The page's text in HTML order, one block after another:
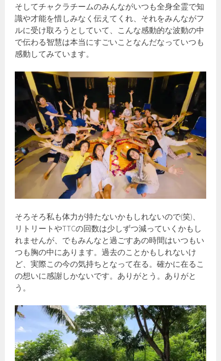
そしてチャクラチームのみんながいつも全身全霊で知
識や才能を惜しみなく伝えてくれ、それをみんながフ
ルに受け取ろうとしていて、こんな感動的な波動の中
で伝わる智慧は本当にすごいことなんだなっていつも
感動してみています。
そろそろ私も体力が持たないかもしれないので(笑)、
リトリートやTTCの回数は少しずつ減っていくかもし
れませんが、でもみんなと過ごすあの時間はいつもい
つも胸の中にあります。過去のことかもしれないけ
ど、実際この今の気持ちとなって在る。確かに在るこ
の想いに感謝しかないです。ありがとう。ありがと
う。